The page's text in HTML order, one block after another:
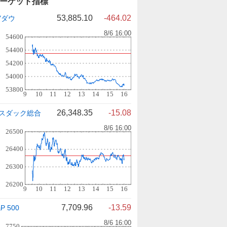
ウ 53,885.10 -464.02
ダック総合 26,348.35 -15.08
500 7,709.96 -13.59